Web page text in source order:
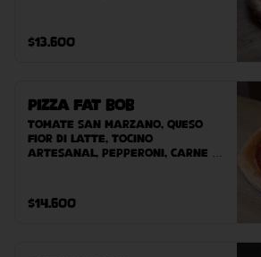
palta.
$13.600
Pizza Fat Bob
Tomate San Marzano, queso
Fior Di Latte, tocino
artesanal, pepperoni, carne
$14.600